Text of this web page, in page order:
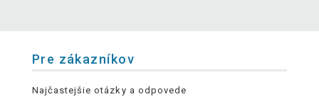
Pre zákazníkov
Najčastejšie otázky a odpovede